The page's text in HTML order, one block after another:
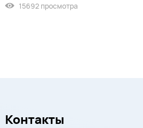
15692 просмотра
Контакты